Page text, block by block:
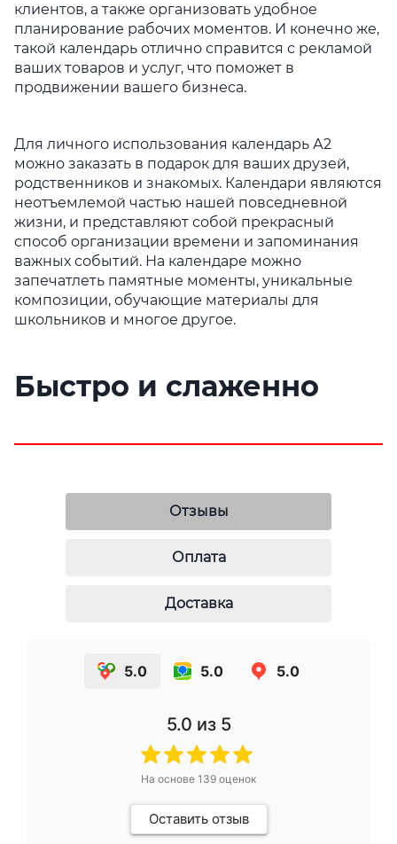
клиентов, а также организовать удобное
планирование рабочих моментов. И конечно же,
такой календарь отлично справится с рекламой
ваших товаров и услуг, что поможет в
продвижении вашего бизнеса.
Для личного использования календарь А2
можно заказать в подарок для ваших друзей,
родственников и знакомых. Календари являются
неотъемлемой частью нашей повседневной
жизни, и представляют собой прекрасный
способ организации времени и запоминания
важных событий. На календаре можно
запечатлеть памятные моменты, уникальные
композиции, обучающие материалы для
школьников и многое другое.
Быстро и слаженно
Отзывы
Оплата
Доставка
5.0 5.0 5.0
5.0 из 5
На основе 139 оценок
Оставить отзыв